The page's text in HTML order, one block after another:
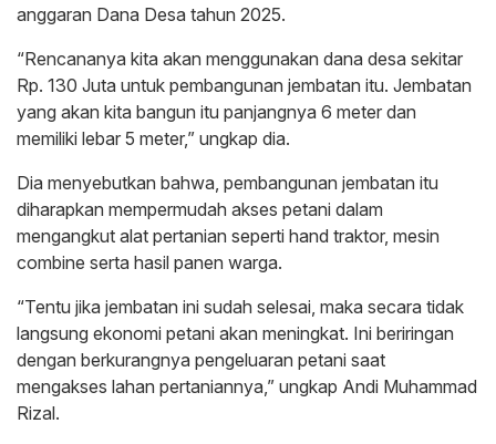
anggaran Dana Desa tahun 2025.
“Rencananya kita akan menggunakan dana desa sekitar
Rp. 130 Juta untuk pembangunan jembatan itu. Jembatan
yang akan kita bangun itu panjangnya 6 meter dan
memiliki lebar 5 meter,” ungkap dia.
Dia menyebutkan bahwa, pembangunan jembatan itu
diharapkan mempermudah akses petani dalam
mengangkut alat pertanian seperti hand traktor, mesin
combine serta hasil panen warga.
“Tentu jika jembatan ini sudah selesai, maka secara tidak
langsung ekonomi petani akan meningkat. Ini beriringan
dengan berkurangnya pengeluaran petani saat
mengakses lahan pertaniannya,” ungkap Andi Muhammad
Rizal.